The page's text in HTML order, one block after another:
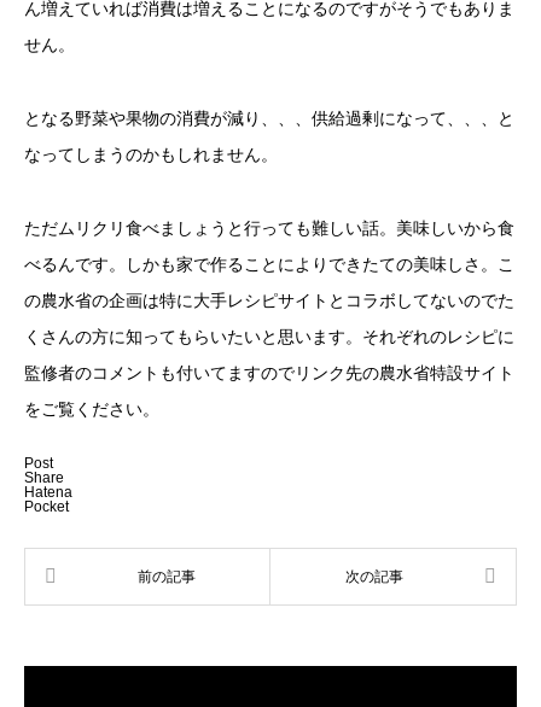
ん増えていれば消費は増えることになるのですがそうでもありま
せん。
となる野菜や果物の消費が減り、、、供給過剰になって、、、と
なってしまうのかもしれません。
ただムリクリ食べましょうと行っても難しい話。美味しいから食
べるんです。しかも家で作ることによりできたての美味しさ。こ
の農水省の企画は特に大手レシピサイトとコラボしてないのでた
くさんの方に知ってもらいたいと思います。それぞれのレシピに
監修者のコメントも付いてますのでリンク先の農水省特設サイト
をご覧ください。
Post
Share
Hatena
Pocket